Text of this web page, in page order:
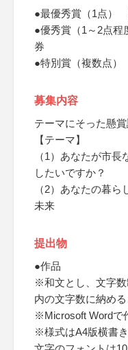
●最優秀賞（1点）
●優秀賞（1～2点
券
●特別賞（複数点
募集内容
テーマにそった懸
【テーマ】
（1）あなたが市長
したいですか？
（2）あなたの暮
未来
提出物
●作品
※和文とし、文字数
内の文字数に納める
※Microsoft Wordで
※様式はA4版横書